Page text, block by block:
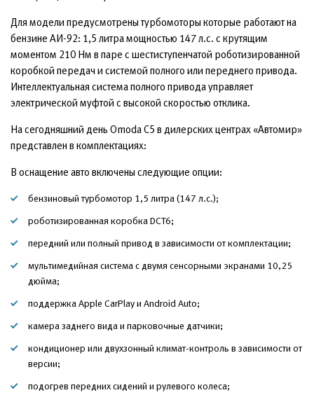
Для модели предусмотрены турбомоторы которые работают на
бензине АИ-92: 1,5 литра мощностью 147 л.с. с крутящим
моментом 210 Нм в паре с шестиступенчатой роботизированной
коробкой передач и системой полного или переднего привода.
Интеллектуальная система полного привода управляет
электрической муфтой с высокой скоростью отклика.
На сегодняшний день Omoda C5 в дилерских центрах «Автомир»
представлен в комплектациях:
В оснащение авто включены следующие опции:
бензиновый турбомотор 1,5 литра (147 л.с.);
роботизированная коробка DCT6;
передний или полный привод в зависимости от комплектации;
мультимедийная система с двумя сенсорными экранами 10,25
дюйма;
поддержка Apple CarPlay и Android Auto;
камера заднего вида и парковочные датчики;
кондиционер или двухзонный климат-контроль в зависимости от
версии;
подогрев передних сидений и рулевого колеса;